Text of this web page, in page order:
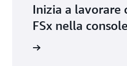
Inizia a lavorare
FSx nella